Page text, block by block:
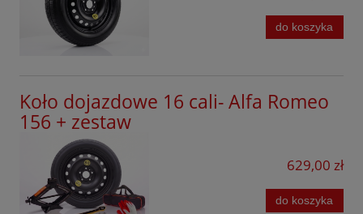
GAC
Hyundai
Jaecoo
Kia
KGM
do koszyka
Koło dojazdowe 16 cali- Alfa Romeo
156 + zestaw
629,00 zł
do koszyka